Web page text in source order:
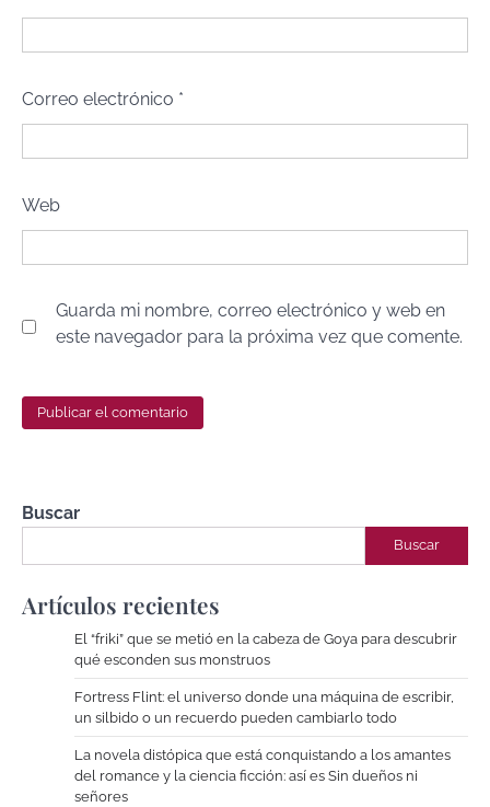
Correo electrónico *
Web
Guarda mi nombre, correo electrónico y web en
este navegador para la próxima vez que comente.
Buscar
Buscar
Artículos recientes
El “friki” que se metió en la cabeza de Goya para descubrir
qué esconden sus monstruos
Fortress Flint: el universo donde una máquina de escribir,
un silbido o un recuerdo pueden cambiarlo todo
La novela distópica que está conquistando a los amantes
del romance y la ciencia ficción: así es Sin dueños ni
señores